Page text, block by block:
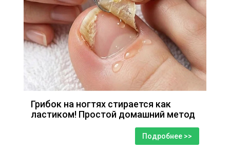
Грибок на ногтях стирается как
ластиком! Простой домашний метод
Подробнее >>